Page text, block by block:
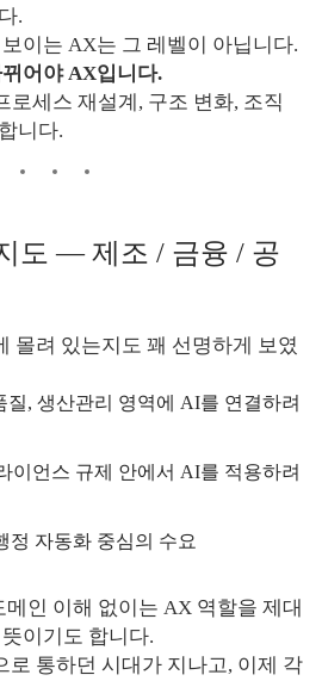
.
이는 AX는 그 레벨이 아닙니다.
어야 AX입니다.
로세스 재설계, 구조 변화, 조직
니다.
도 — 제조 / 금융 / 공
몰려 있는지도 꽤 선명하게 보였
질, 생산관리 영역에 AI를 연결하려
이언스 규제 안에서 AI를 적용하려
정 자동화 중심의 수요
인 이해 없이는 AX 역할을 제대
이기도 합니다.
로 통하던 시대가 지나고, 이제 각